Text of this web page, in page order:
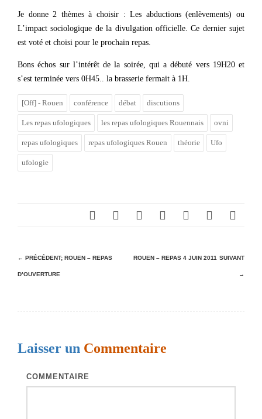
Je donne 2 thèmes à choisir : Les abductions (enlèvements) ou
L’impact sociologique de la divulgation officielle. Ce dernier sujet
est voté et choisi pour le prochain repas.
Bons échos sur l’intérêt de la soirée, qui a débuté vers 19H20 et
s’est terminée vers 0H45.. la brasserie fermait à 1H.
[Off] - Rouen conférence débat discutions
Les repas ufologiques les repas ufologiques Rouennais ovni
repas ufologiques repas ufologiques Rouen théorie Ufo
ufologie
N
a
a
← PRÉCÉDENT; ROUEN – REPAS
D’OUVERTURE
ROUEN – REPAS 4 JUIN 2011 SUIVANT
→
Laisser un Commentaire
COMMENTAIRE